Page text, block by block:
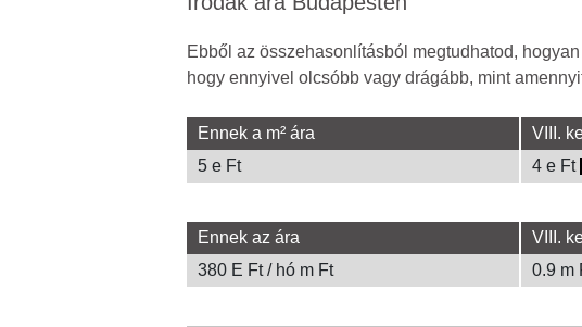
Ebből az összehasonlításból megtudhatod,
hogy ennyivel olcsóbb vagy drágább, mint
Ennek a m² ára VIII.
5 e Ft
4 e Ft
Ennek az ára VIII.
380 E Ft / hó m Ft
0.9 m